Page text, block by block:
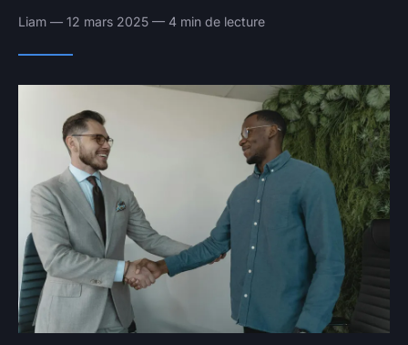
Liam — 12 mars 2025 — 4 min de lecture